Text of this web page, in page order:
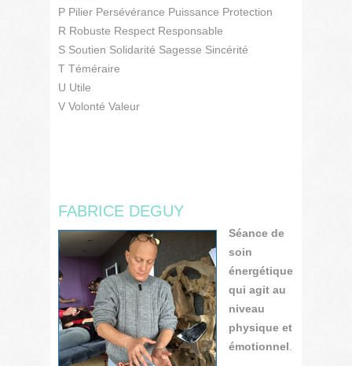
P Pilier Persévérance Puissance Protection
R Robuste Respect Responsable
S Soutien Solidarité Sagesse Sincérité
T Téméraire
U Utile
V Volonté Valeur
FABRICE DEGUY
Séance de
soin
énergétique
qui agit au
niveau
physique et
émotionnel